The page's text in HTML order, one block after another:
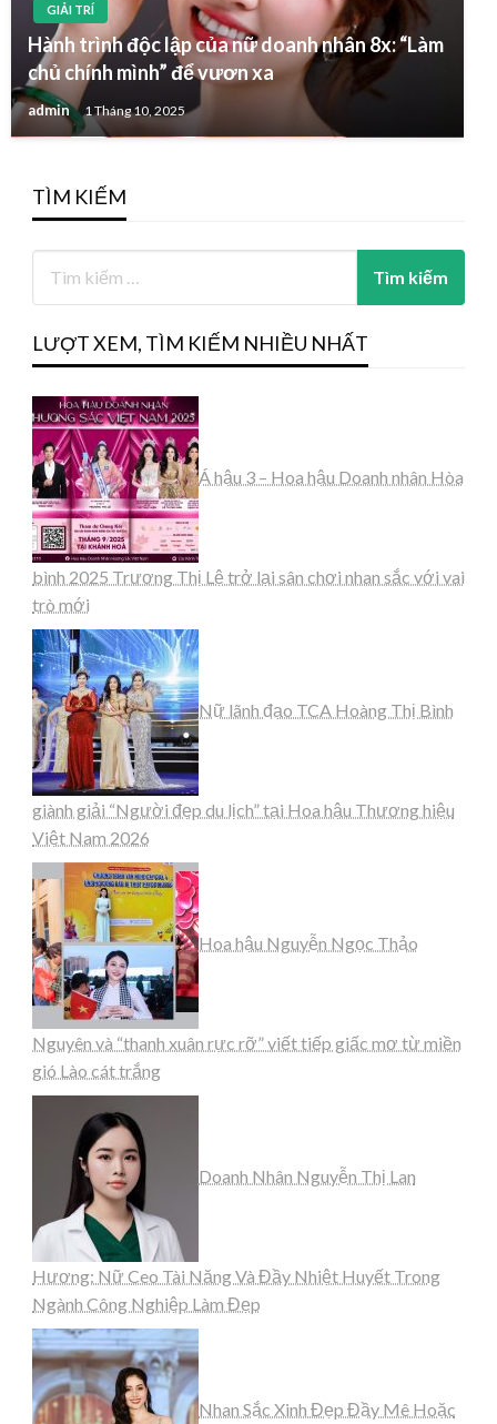
GIẢI TRÍ
Hành trình độc lập của nữ doanh nhân 8x: “Làm
chủ chính mình” để vươn xa
admin 1 Tháng 10, 2025
TÌM KIẾM
LƯỢT XEM, TÌM KIẾM NHIỀU NHẤT
Á hậu 3 – Hoa hậu Doanh nhân Hòa
bình 2025 Trương Thị Lệ trở lại sân chơi nhan sắc với vai
trò mới
Nữ lãnh đạo TCA Hoàng Thị Bình
giành giải “Người đẹp du lịch” tại Hoa hậu Thương hiệu
Việt Nam 2026
Hoa hậu Nguyễn Ngọc Thảo
Nguyên và “thanh xuân rực rỡ” viết tiếp giấc mơ từ miền
gió Lào cát trắng
Doanh Nhân Nguyễn Thị Lan
Hương: Nữ Ceo Tài Năng Và Đầy Nhiệt Huyết Trong
Ngành Công Nghiệp Làm Đẹp
Nhan Sắc Xinh Đẹp Đầy Mê Hoặc